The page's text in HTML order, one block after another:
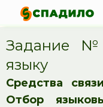
Задание
языку
Средства
Отбор